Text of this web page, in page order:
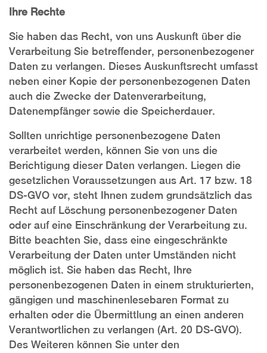
Ihre Rechte
Sie haben das Recht, von uns Auskunft über die
Verarbeitung Sie betreffender, personenbezogener
Daten zu verlangen. Dieses Auskunftsrecht umfasst
neben einer Kopie der personenbezogenen Daten
auch die Zwecke der Datenverarbeitung,
Datenempfänger sowie die Speicherdauer.
Sollten unrichtige personenbezogene Daten
verarbeitet werden, können Sie von uns die
Berichtigung dieser Daten verlangen. Liegen die
gesetzlichen Voraussetzungen aus Art. 17 bzw. 18
DS-GVO vor, steht Ihnen zudem grundsätzlich das
Recht auf Löschung personenbezogener Daten
oder auf eine Einschränkung der Verarbeitung zu.
Bitte beachten Sie, dass eine eingeschränkte
Verarbeitung der Daten unter Umständen nicht
möglich ist. Sie haben das Recht, Ihre
personenbezogenen Daten in einem strukturierten,
gängigen und maschinenlesebaren Format zu
erhalten oder die Übermittlung an einen anderen
Verantwortlichen zu verlangen (Art. 20 DS-GVO).
Des Weiteren können Sie unter den